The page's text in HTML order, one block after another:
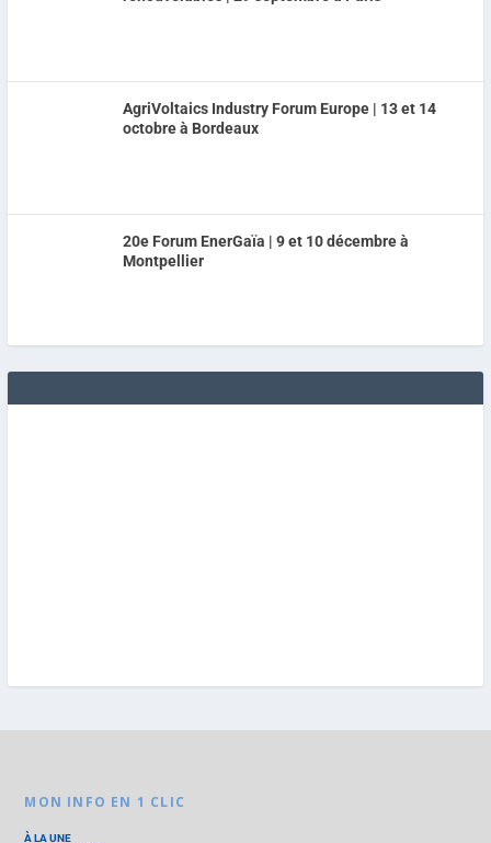
AgriVoltaics Industry Forum Europe | 13 et 14
octobre à Bordeaux
20e Forum EnerGaïa | 9 et 10 décembre à
Montpellier
MON INFO EN 1 CLIC
À LA UNE